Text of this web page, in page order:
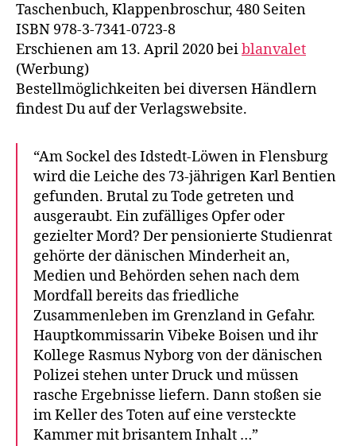
Taschenbuch, Klappenbroschur, 480 Seiten
ISBN 978-3-7341-0723-8
Erschienen am 13. April 2020 beiblanvalet
(Werbung)
Bestellmöglichkeiten bei diversen Händlern
findest Du auf der Verlagswebsite.
“Am Sockel des Idstedt-Löwen in Flensburg
wird die Leiche des 73-jährigen Karl Bentien
gefunden. Brutal zu Tode getreten und
ausgeraubt. Ein zufälliges Opfer oder
gezielter Mord? Der pensionierte Studienrat
gehörte der dänischen Minderheit an,
Medien und Behörden sehen nach dem
Mordfall bereits das friedliche
Zusammenleben im Grenzland in Gefahr.
Hauptkommissarin Vibeke Boisen und ihr
Kollege Rasmus Nyborg von der dänischen
Polizei stehen unter Druck und müssen
rasche Ergebnisse liefern. Dann stoßen sie
im Keller des Toten auf eine versteckte
Kammer mit brisantem Inhalt …”